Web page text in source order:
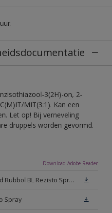
3(2H)-on, 2-
MIT(3:1). Kan een
Let op! Bij verneveling
druppels worden gevormd.
Download Adobe Reader
Technisch Informatieblad Rubbol BL Rezisto Spray (PDF)
Spray